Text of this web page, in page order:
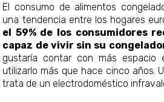
El consumo de alimentos
una tendencia entre los hogares
el 59% de los consumidores
capaz de vivir sin su
gustaría contar con más
utilizarlo más que hace cinco años.
trata de un electrodoméstico